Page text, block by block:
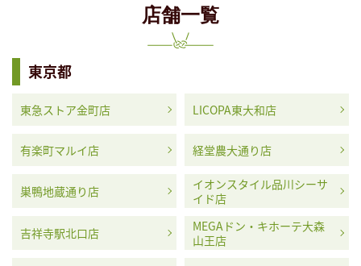
店舗一覧
東京都
東急ストア金町店 LICOPA東大和店
有楽町マルイ店 経堂農大通り店
巣鴨地蔵通り店
イオンスタイル品川シーサ
イド店
吉祥寺駅北口店
MEGAドン・キホーテ大森
山王店